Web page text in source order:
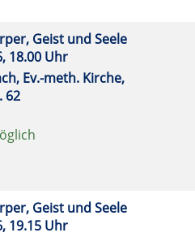
Geist und Seele
18.00 Uhr
Ev.-meth. Kirche,
62
Geist und Seele
19.15 Uhr